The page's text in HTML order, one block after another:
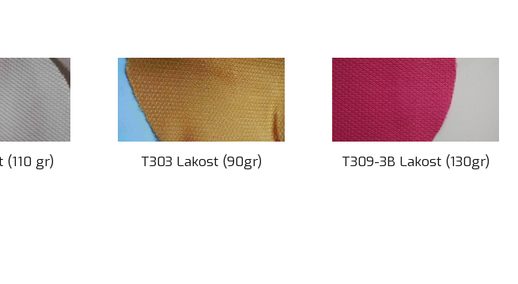
(110 gr) T303 Lakost (90gr) T309-3B Lakost (130gr)